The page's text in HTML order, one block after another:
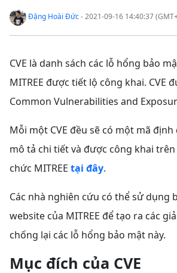
Đặng Hoài Đức- 2021-09-16 14:40:37
CVE là danh sách các lỗ hổng bảo
MITREE được tiết lộ công khai. CVE
Common Vulnerabilities and
Mỗi một CVE đều sẽ có một mã
mô tả chi tiết và được công khai
chức MITREE tại đây.
Các nhà nghiên cứu có thể sử dụng
website của MITREE để tạo ra các
chống lại các lỗ hổng bảo mật này.
Mục đích của CVE